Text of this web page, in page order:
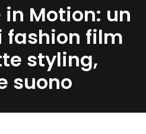
Motion: un
fashion film
styling,
suono